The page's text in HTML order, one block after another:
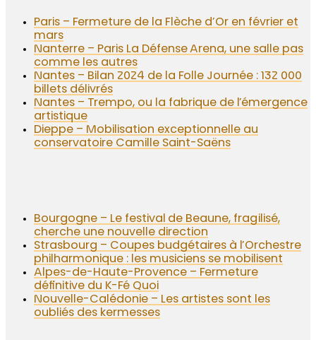
Paris – Fermeture de la Flèche d’Or en février et
mars
Nanterre – Paris La Défense Arena, une salle pas
comme les autres
Nantes – Bilan 2024 de la Folle Journée : 132 000
billets délivrés
Nantes – Trempo, ou la fabrique de l’émergence
artistique
Dieppe – Mobilisation exceptionnelle au
conservatoire Camille Saint-Saëns
Bourgogne – Le festival de Beaune, fragilisé,
cherche une nouvelle direction
Strasbourg – Coupes budgétaires à l’Orchestre
philharmonique : les musiciens se mobilisent
Alpes-de-Haute-Provence – Fermeture
définitive du K-Fé Quoi
Nouvelle-Calédonie – Les artistes sont les
oubliés des kermesses